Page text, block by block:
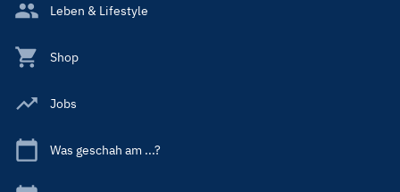
Leben & Lifestyle
Shop
Jobs
Was geschah am ...?